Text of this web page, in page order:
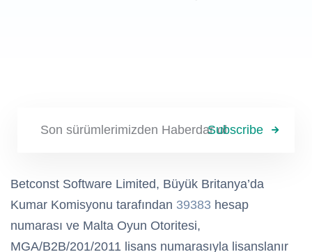
Subscribe
Betconst Software Limited, Büyük Britanya’da
Kumar Komisyonu tarafından 39383 hesap
numarası ve Malta Oyun Otoritesi,
MGA/B2B/201/2011 lisans numarasıyla lisanslanır